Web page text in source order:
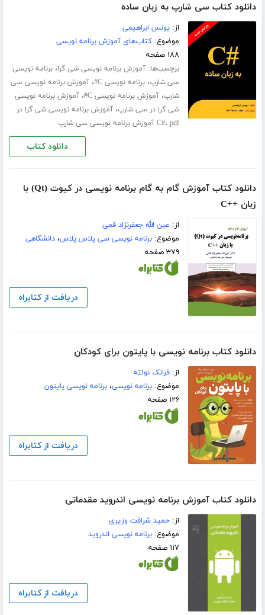
دانلود کتاب سی شارپ به زبان ساده
از:یونس ابراهیمی
موضوع:کتاب‌های آموزش برنامه نویسی
۱۸۸ صفحه
برچسب‌ها:آموزش برنامه نویسی شی گرا،برنامه نویسی
سی شارپ،برنامه نویسی C# ،آموزش برنامه نویسی سی
شارپ،آموزش برنامه نویسی C# ،آموزش برنامه نویسی
شی گرا در سی شارپ،آموزش برنامه نویسی شی گرا در
C#، pdf آموزش برنامه نویسی سی شارپ
دانلود کتاب
دانلود کتاب آموزش گام به گام برنامه نویسی در کیوت (Qt) با
زبان ++C
از: عین الله جعفرنژاد قمی
موضوع:برنامه نویسی سی پلاس پلاس،دانشگاهی
۳۷۹ صفحه
دریافت از کتابراه
دانلود کتاب برنامه نویسی با پایتون برای کودکان
از:فرانک نولته
موضوع:برنامه نویسی،برنامه نویسی پایتون
۱۲۶ صفحه
دریافت از کتابراه
دانلود کتاب آموزش برنامه نویسی اندروید مقدماتی
از:حمید شرافت وزیری
موضوع:برنامه نویسی اندروید
۱۱۷ صفحه
دریافت از کتابراه